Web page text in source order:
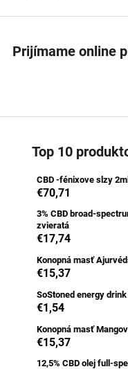
Prijímame online
Top 10
CBD -fénixove slzy
€70,71
3% CBD broad-
zvieratá
€17,74
Konopná masť
€15,37
SoStoned energy
€1,54
Konopná masť
€15,37
12,5% CBD olej full-